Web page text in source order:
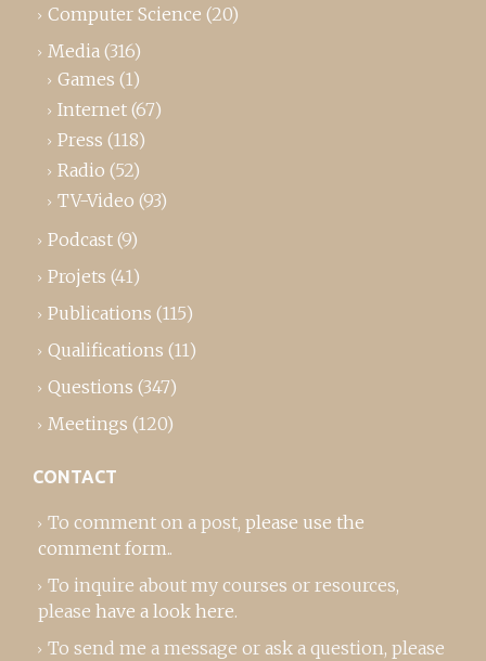
Computer Science (20)
Media (316)
Games (1)
Internet (67)
Press (118)
Radio (52)
TV-Video (93)
Podcast (9)
Projets (41)
Publications (115)
Qualifications (11)
Questions (347)
Meetings (120)
CONTACT
To comment on a post, please use the
comment form..
To inquire about my courses or resources,
please have a look here.
To send me a message or ask a question, please